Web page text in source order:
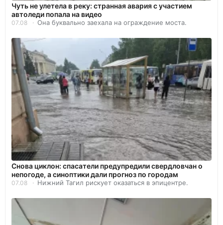
Чуть не улетела в реку: странная авария с участием
автоледи попала на видео
07.08 Она буквально заехала на ограждение моста.
Снова циклон: спасатели предупредили свердловчан о
непогоде, а синоптики дали прогноз по городам
07.08 Нижний Тагил рискует оказаться в эпицентре.